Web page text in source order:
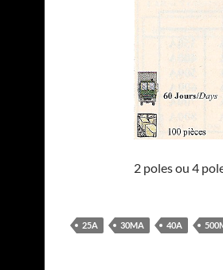
2 poles ou 4
25A 30MA 40A